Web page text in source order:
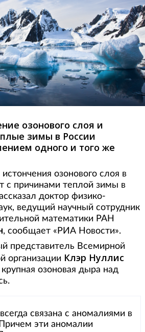
озонового слоя и
зимы в России
одного и того же
озонового слоя в
с причинами теплой зимы в
доктор физико-
ведущий научный сотрудник
математики РАН
, сообщает «РИА Новости».
представитель Всемирной
организации Клэр Нуллис
озоновая дыра над
связана с аномалиями в
эти аномалии